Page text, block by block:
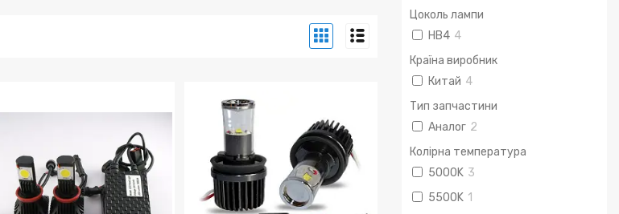
Цоколь лампи
HB4 4
Країна виробник
Китай 4
Тип запчастини
Аналог 2
Колірна температура
5000K 3
5500K 1